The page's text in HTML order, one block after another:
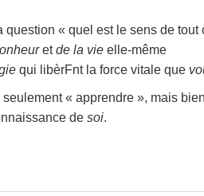
question « quel est le sens de
etde la vie elle-même
qui libèrFnt la force vitale que
« apprendre », mais bien
de soi.